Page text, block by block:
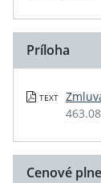
Príloha
TEXT
Cenové